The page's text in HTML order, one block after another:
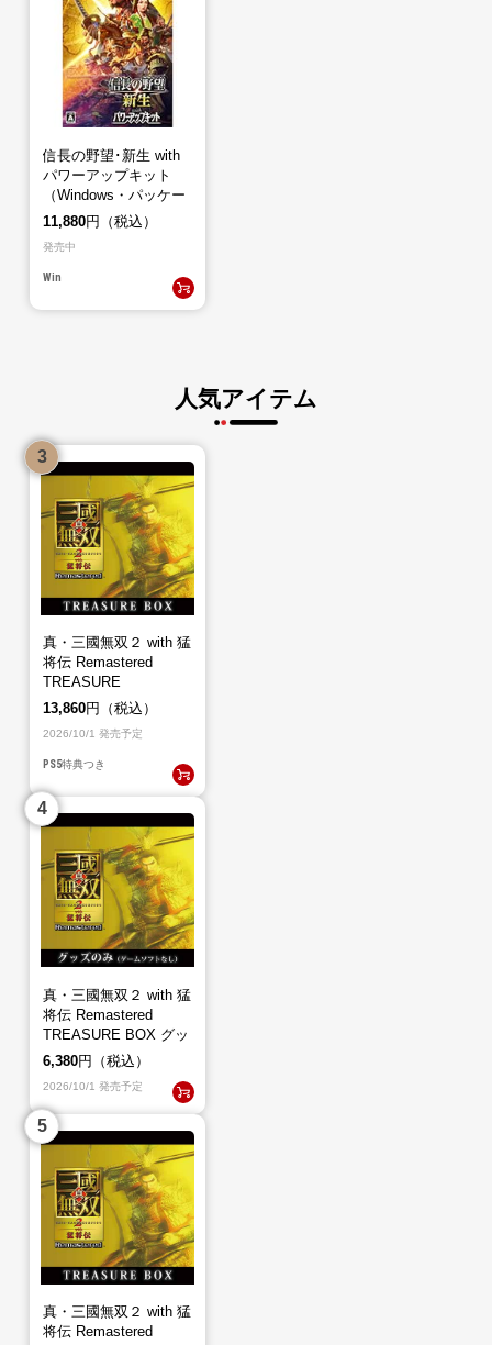
信長の野望･新生 with
パワーアップキット
（Windows・パッケー
ジ版）
11,880円（税込）
発売中
Win
人気アイテム
真・三國無双２ with 猛
将伝 Remastered
TREASURE
BOX（PS5）
13,860円（税込）
2026/10/1 発売予定
PS5特典つき
真・三國無双２ with 猛
将伝 Remastered
TREASURE BOX グッ
ズのみ（ゲームソフト
6,380円（税込）
2026/10/1 発売予定
真・三國無双２ with 猛
将伝 Remastered